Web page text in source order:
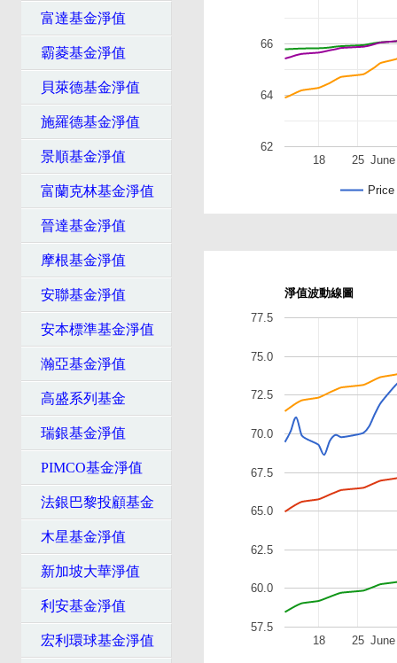
富達基金淨值
霸菱基金淨值
貝萊德基金淨值
施羅德基金淨值
景順基金淨值
富蘭克林基金淨值
晉達基金淨值
摩根基金淨值
安聯基金淨值
安本標準基金淨值
瀚亞基金淨值
高盛系列基金
瑞銀基金淨值
PIMCO基金淨值
法銀巴黎投顧基金
木星基金淨值
新加坡大華淨值
利安基金淨值
宏利環球基金淨值
Price
18 25
62
64
66
淨值波動線圖
18 25
57.5
60.0
62.5
65.0
67.5
70.0
72.5
75.0
77.5